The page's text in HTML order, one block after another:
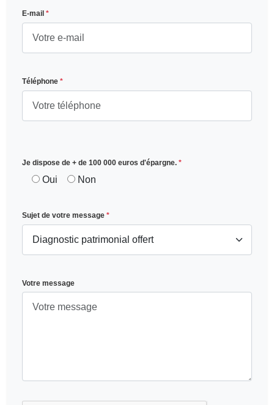
E-mail *
Téléphone *
Je dispose de + de 100 000 euros d'épargne. *
Oui Non
Sujet de votre message *
Votre message